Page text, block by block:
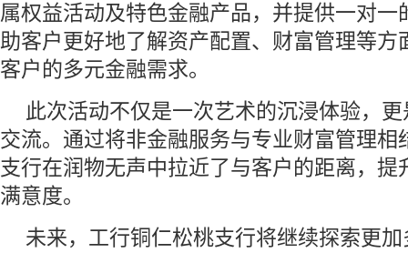
属权益活动及特色金融产品，并提供一对一
助客户更好地了解资产配置、财富管理等方
客户的多元金融需求。
此次活动不仅是一次艺术的沉浸体验，
交流。通过将非金融服务与专业财富管理相
支行在润物无声中拉近了与客户的距离，提
满意度。
未来，工行铜仁松桃支行将继续探索更